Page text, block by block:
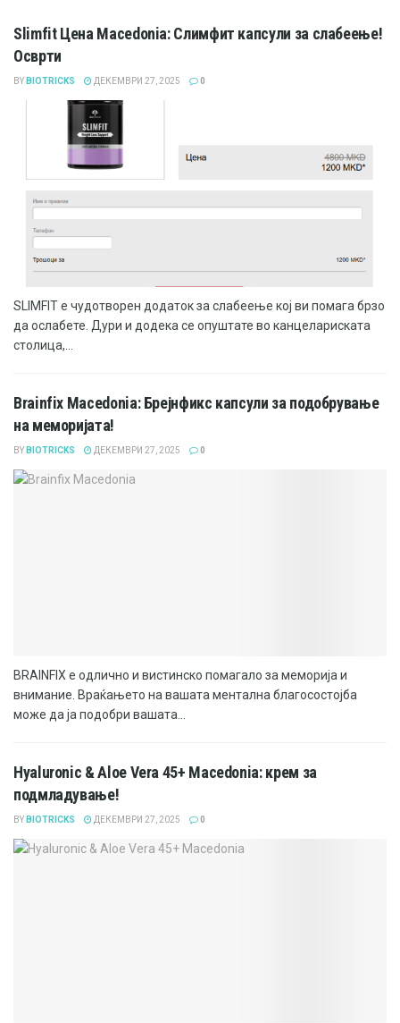
Slimfit Цена Macedonia: Слимфит капсули за слабеење!
Осврти
BY BIOTRICKS ДЕКЕМВРИ 27, 2025 0
SLIMFIT е чудотворен додаток за слабеење кој ви помага брзо
да ослабете. Дури и додека се опуштате во канцелариската
столица,...
Brainfix Macedonia: Брејнфикс капсули за подобрување
на меморијата!
BY BIOTRICKS ДЕКЕМВРИ 27, 2025 0
BRAINFIX е одлично и вистинско помагало за меморија и
внимание. Враќањето на вашата ментална благосостојба
може да ја подобри вашата...
Hyaluronic & Aloe Vera 45+ Macedonia: крем за
подмладување!
BY BIOTRICKS ДЕКЕМВРИ 27, 2025 0